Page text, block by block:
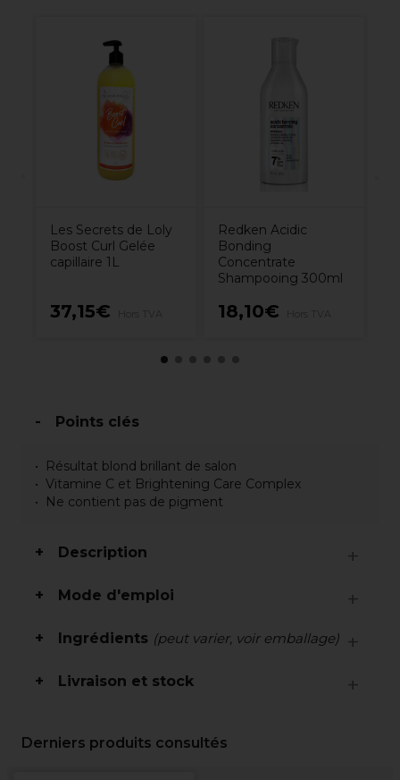
Les Secrets de Loly
Boost Curl Gelée
capillaire 1L
37,15€
Redken Acidic
Bonding
Concentrate
Shampooing 300ml
18,10€
Points clés
Résultat blond brillant de salon
Vitamine C et Brightening Care Complex
Ne contient pas de pigment
Description
Mode d'emploi
Ingrédients (peut varier, voir emballage)
Livraison et stock
Derniers produits consultés